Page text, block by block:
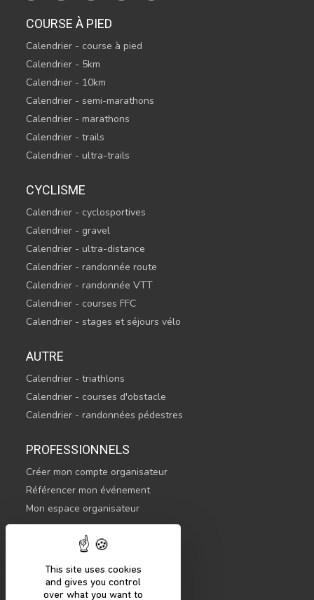
This site uses cookies
and gives you control
over what you want to
COURSE À PIED
Calendrier - course à pied
Calendrier - 5km
Calendrier - 10km
Calendrier - semi-marathons
Calendrier - marathons
Calendrier - trails
Calendrier - ultra-trails
CYCLISME
Calendrier - cyclosportives
Calendrier - gravel
Calendrier - ultra-distance
Calendrier - randonnée route
Calendrier - randonnée VTT
Calendrier - courses FFC
Calendrier - stages et séjours vélo
AUTRE
Calendrier - triathlons
Calendrier - courses d'obstacle
Calendrier - randonnées pédestres
PROFESSIONNELS
Créer mon compte organisateur
Référencer mon événement
Mon espace organisateur
CONTACTEZ-NOUS
COMMENCER